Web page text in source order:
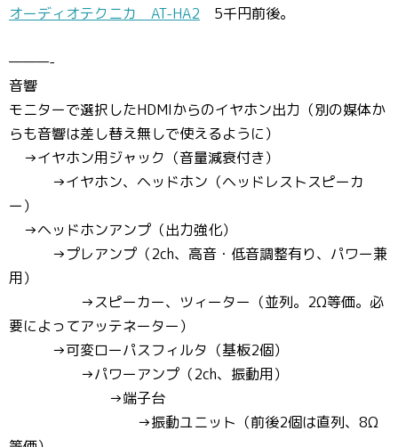
オーディオテクニカ AT-HA2 5千円前後。
———-
音響
モニターで選択したHDMIからのイヤホン出力（別の媒体か
らも音響は差し替え無しで使えるように）
→イヤホン用ジャック（音量減衰付き）
→イヤホン、ヘッドホン（ヘッドレストスピーカ
ー）
→ヘッドホンアンプ（出力強化）
→プレアンプ（2ch、高音・低音調整有り、パワー兼
用）
→スピーカー、ツィーター（並列。2Ω等価。必
要によってアッテネーター）
→可変ローパスフィルタ（基板2個）
→パワーアンプ（2ch、振動用）
→端子台
→振動ユニット（前後2個は直列、8Ω